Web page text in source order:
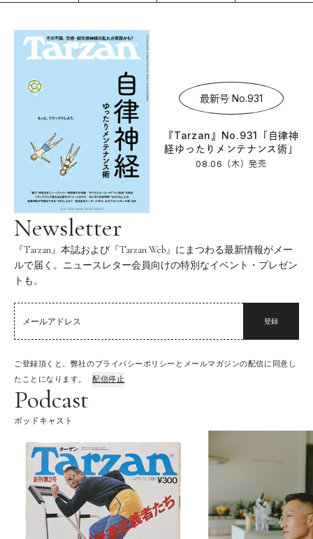
最新号 No.931
『Tarzan』No.931「自律神
経ゆったりメンテナンス術」
08.06（木）発売
Newsletter
『Tarzan』本誌および『Tarzan Web』にまつわる最新情報がメー
ルで届く。ニュースレター会員向けの特別なイベント・プレゼン
トも。
登録
ご登録頂くと、弊社のプライバシーポリシーとメールマガジンの配信に同意し
たことになります。
配信停止
Podcast
ポッドキャスト